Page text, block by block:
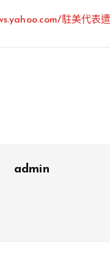
駐美代表
admin